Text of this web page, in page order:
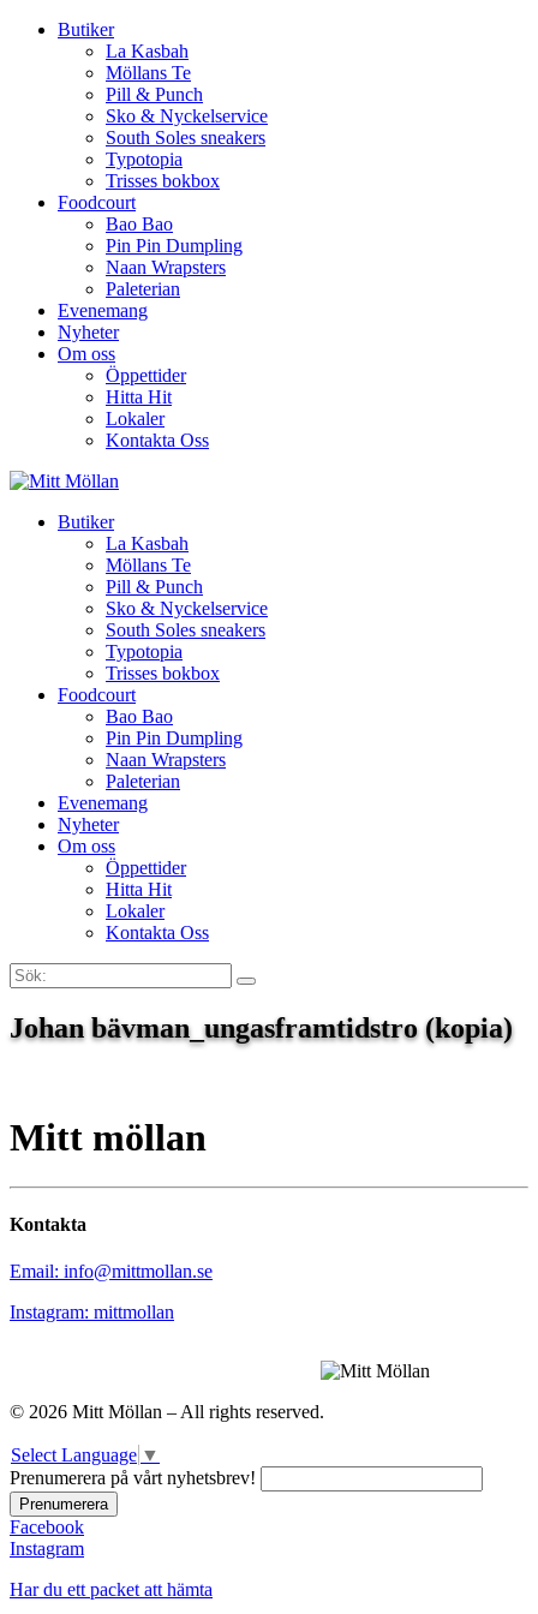
Butiker
La Kasbah
Möllans Te
Pill & Punch
Sko & Nyckelservice
South Soles sneakers
Typotopia
Trisses bokbox
Foodcourt
Bao Bao
Pin Pin Dumpling
Naan Wrapsters
Paleterian
Evenemang
Nyheter
Om oss
Öppettider
Hitta Hit
Lokaler
Kontakta Oss
Butiker
La Kasbah
Möllans Te
Pill & Punch
Sko & Nyckelservice
South Soles sneakers
Typotopia
Trisses bokbox
Foodcourt
Bao Bao
Pin Pin Dumpling
Naan Wrapsters
Paleterian
Evenemang
Nyheter
Om oss
Öppettider
Hitta Hit
Lokaler
Kontakta Oss
Sök:
Search
Johan bävman_ungasframtidstro (kopia)
Mitt möllan
Kontakta
Email: info@mittmollan.se
Instagram: mittmollan
© 2026 Mitt Möllan – All rights reserved.
Select Language ▼
Prenumerera på vårt nyhetsbrev!
Facebook
Instagram
Har du ett packet att hämta